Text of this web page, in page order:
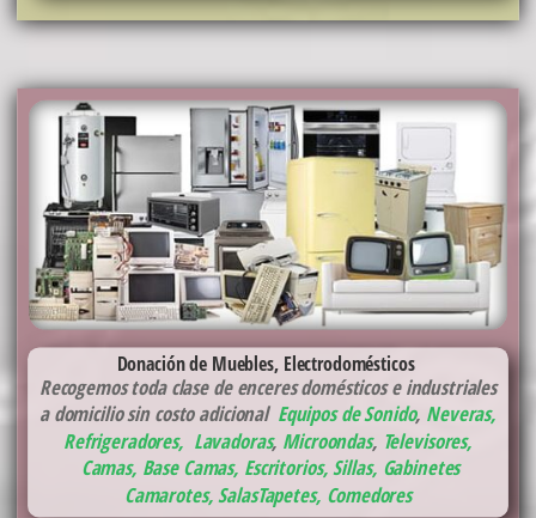
Donación de Muebles, Electrodomésticos
Recogemos toda clase de enceres domésticos e industriales
a domicilio sin costo adicional Equipos de Sonido, Neveras,
Refrigeradores, Lavadoras, Microondas, Televisores,
Camas, Base Camas, Escritorios, Sillas, Gabinetes
Camarotes,SalasTapetes, Comedores